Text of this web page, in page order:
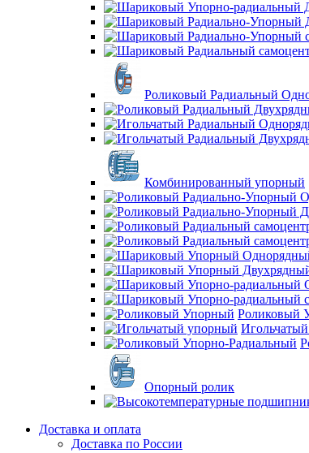
Роликовый Радиальный
Комбинированный упорный
Роликовый
Опорный ролик
Доставка и оплата
Доставка по России